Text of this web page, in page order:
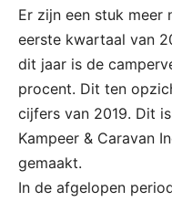
Er zijn een stuk meer
eerste kwartaal van
dit jaar is de
procent. Dit ten
cijfers van 2019. Dit
Kampeer & Caravan
gemaakt.
In de afgelopen